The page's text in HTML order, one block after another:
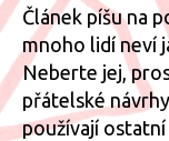
Článek píšu na
mnoho lidí neví
Neberte jej,
přátelské
používají